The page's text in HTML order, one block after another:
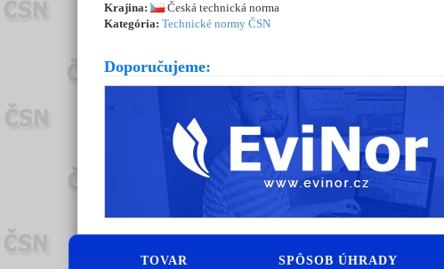
Krajina:
Česká technická norma
Kategória: Technické normy ČSN
Doporučujeme:
TOVAR SPÔSOB ÚHRADY